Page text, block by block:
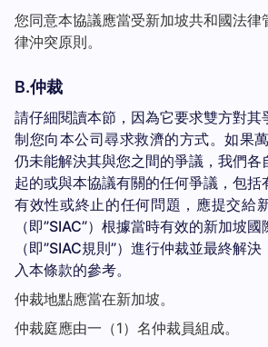
您同意本協議應當受新加坡共和國法律
律沖突原則。
B.仲裁
請仔細閱讀本節，因為它要求雙方對其
制您向本公司尋求救濟的方式。如果
仍未能解決其與您之間的爭議，我們各
起的或與本協議有關的任何爭議，包括
有效性或終止的任何問題，應提交給
（即”SIAC”）根據當時有效的新加坡
（即”SIAC規則”）進行仲裁並最終解
入本條款的參考。
仲裁地點應當在新加坡。
仲裁庭應由一（1）名仲裁員組成。